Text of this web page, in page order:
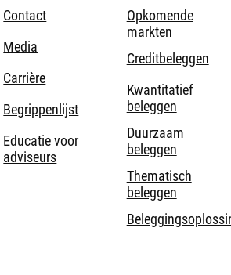
Contact
Media
Carrière
Begrippenlijst
Educatie voor
adviseurs
Opkomende
markten
Creditbeleggen
Kwantitatief
beleggen
Duurzaam
beleggen
Thematisch
beleggen